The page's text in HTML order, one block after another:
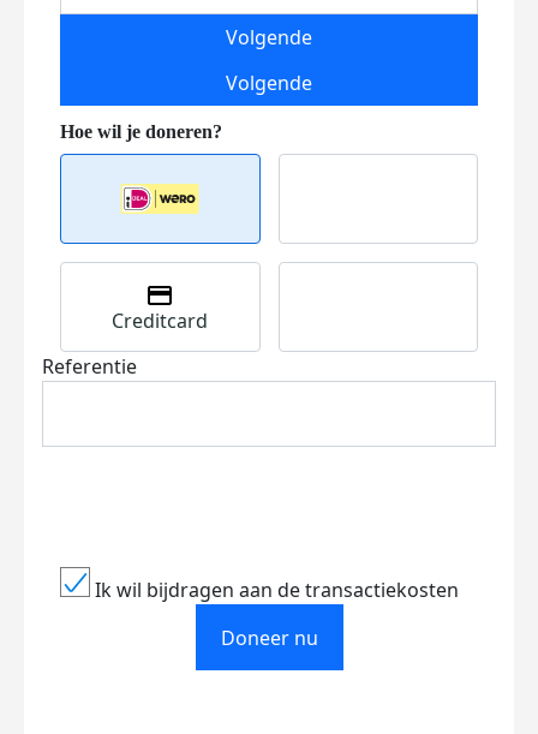
Volgende
Volgende
Creditcard
Referentie
Ik wil bijdragen aan de transactiekosten
Doneer nu